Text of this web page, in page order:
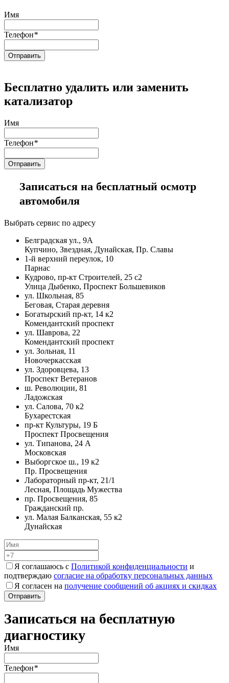
Имя
Телефон*
Бесплатно удалить или заменить
катализатор
Имя
Телефон*
Записаться на бесплатный осмотр
автомобиля
Выбрать сервис по адресу
Белградская ул., 9А
Купчино, Звездная, Дунайская, Пр. Славы
1-й верхний переулок, 10
Парнас
Кудрово, пр-кт Строителей, 25 с2
Улица Дыбенко, Проспект Большевиков
ул. Школьная, 85
Беговая, Старая деревня
Богатырский пр-кт, 14 к2
Комендантский проспект
ул. Шаврова, 22
Комендантский проспект
ул. Зольная, 11
Новочеркасская
ул. Здоровцева, 13
Проспект Ветеранов
ш. Революции, 81
Ладожская
ул. Салова, 70 к2
Бухарестская
пр-кт Культуры, 19 Б
Проспект Просвещения
ул. Типанова, 24 А
Московская
Выборгское ш., 19 к2
Пр. Просвещения
Лабораторный пр-кт, 21/1
Лесная, Площадь Мужества
пр. Просвещения, 85
Гражданский пр.
ул. Малая Балканская, 55 к2
Дунайская
Я соглашаюсь с Политикой конфиденциальности и
подтверждаю согласие на обработку персональных данных
Я согласен на получение сообщений об акциях и скидках
Записаться на бесплатную
диагностику
Имя
Телефон*